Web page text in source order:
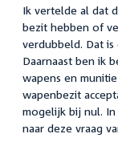
Ik vertelde al dat
bezit hebben of
verdubbeld. Dat
Daarnaast ben ik
wapens en
wapenbezit
mogelijk bij nul.
naar deze vraag